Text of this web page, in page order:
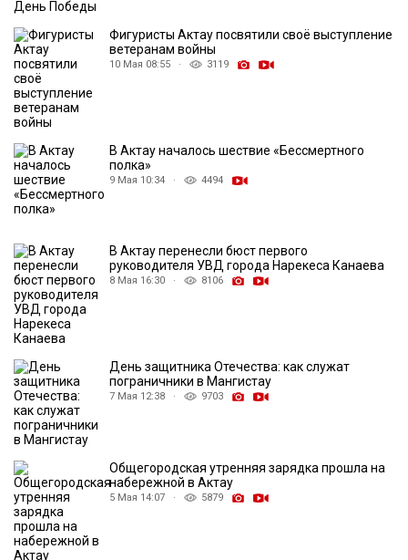
Фигуристы Актау посвятили своё выступление
ветеранам войны
10 Мая 08:55 · 3119
В Актау началось шествие «Бессмертного
полка»
9 Мая 10:34 · 4494
В Актау перенесли бюст первого
руководителя УВД города Нарекеса Канаева
8 Мая 16:30 · 8106
День защитника Отечества: как служат
пограничники в Мангистау
7 Мая 12:38 · 9703
Общегородская утренняя зарядка прошла на
набережной в Актау
5 Мая 14:07 · 5879